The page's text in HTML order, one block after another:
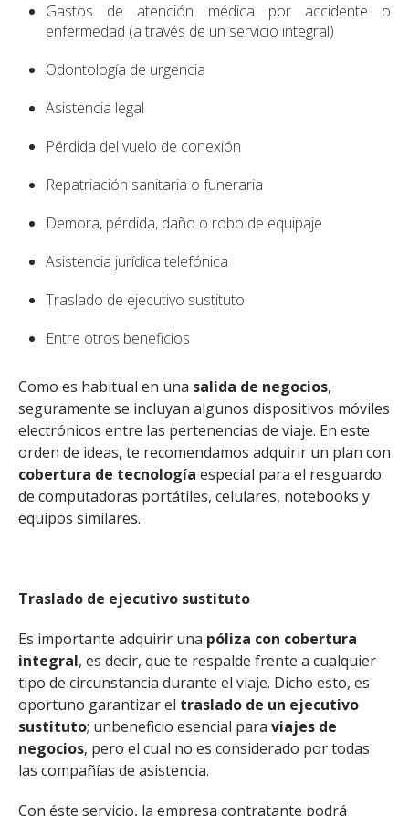
Gastos de atención médica por accidente o
enfermedad (a través de un servicio integral)
Odontología de urgencia
Asistencia legal
Pérdida del vuelo de conexión
Repatriación sanitaria o funeraria
Demora, pérdida, daño o robo de equipaje
Asistencia jurídica telefónica
Traslado de ejecutivo sustituto
Entre otros beneficios
Como es habitual en una salida de negocios,
seguramente se incluyan algunos dispositivos móviles
electrónicos entre las pertenencias de viaje. En este
orden de ideas, te recomendamos adquirir un plan con
cobertura de tecnología especial para el resguardo
de computadoras portátiles, celulares, notebooks y
equipos similares.
Traslado de ejecutivo sustituto
Es importante adquirir una póliza con cobertura
integral, es decir, que te respalde frente a cualquier
tipo de circunstancia durante el viaje. Dicho esto, es
oportuno garantizar el traslado de un ejecutivo
sustituto; unbeneficio esencial para viajes de
negocios, pero el cual no es considerado por todas
las compañías de asistencia.
Con éste servicio, la empresa contratante podrá